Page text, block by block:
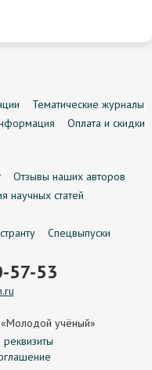
Тематические журналы
Оплата и скидки
Отзывы наших авторов
научных статей
Спецвыпуски
57-53
учёный»